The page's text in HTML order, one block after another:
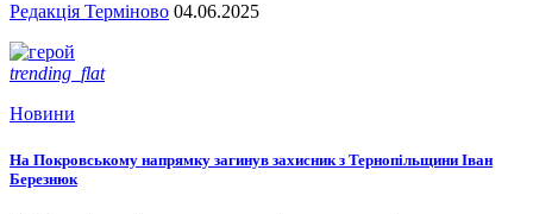
Редакція Терміново 04.06.2025
trending_flat
Новини
На Покровському напрямку загинув захисник з Тернопільщини Іван
Березнюк